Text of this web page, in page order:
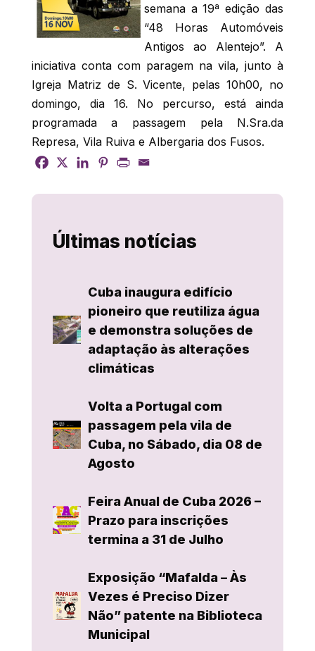
semana a 19ª edição das
“48 Horas Automóveis
Antigos ao Alentejo”. A
iniciativa conta com paragem na vila, junto à
Igreja Matriz de S. Vicente, pelas 10h00, no
domingo, dia 16. No percurso, está ainda
programada a passagem pela N.Sra.da
Represa, Vila Ruiva e Albergaria dos Fusos.
Últimas notícias
Cuba inaugura edifício
pioneiro que reutiliza água
e demonstra soluções de
adaptação às alterações
climáticas
Volta a Portugal com
passagem pela vila de
Cuba, no Sábado, dia 08 de
Agosto
Feira Anual de Cuba 2026 –
Prazo para inscrições
termina a 31 de Julho
Exposição “Mafalda – Às
Vezes é Preciso Dizer
Não” patente na Biblioteca
Municipal